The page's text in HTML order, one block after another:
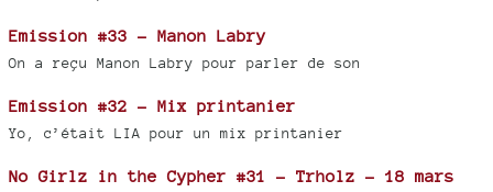
Emission #33 - Manon Labry
On a reçu Manon Labry pour parler de son
Emission #32 - Mix printanier
Yo, c’était LIA pour un mix printanier
No Girlz in the Cypher #31 - Trholz - 18 mars